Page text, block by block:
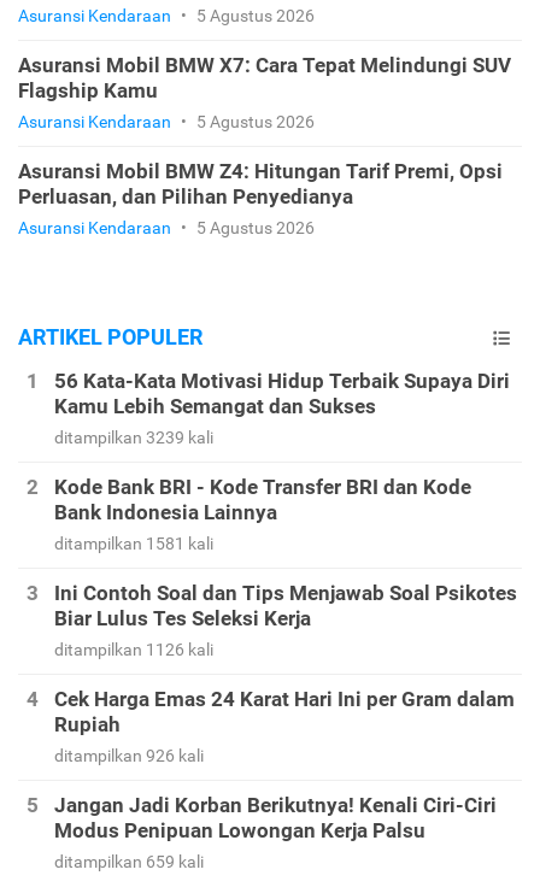
Asuransi Kendaraan • 5 Agustus 2026
Asuransi Mobil BMW X7: Cara Tepat Melindungi SUV
Flagship Kamu
Asuransi Kendaraan • 5 Agustus 2026
Asuransi Mobil BMW Z4: Hitungan Tarif Premi, Opsi
Perluasan, dan Pilihan Penyedianya
Asuransi Kendaraan • 5 Agustus 2026
ARTIKEL POPULER
56 Kata-Kata Motivasi Hidup Terbaik Supaya Diri
Kamu Lebih Semangat dan Sukses
ditampilkan 3239 kali
Kode Bank BRI - Kode Transfer BRI dan Kode
Bank Indonesia Lainnya
ditampilkan 1581 kali
Ini Contoh Soal dan Tips Menjawab Soal Psikotes
Biar Lulus Tes Seleksi Kerja
ditampilkan 1126 kali
Cek Harga Emas 24 Karat Hari Ini per Gram dalam
Rupiah
ditampilkan 926 kali
Jangan Jadi Korban Berikutnya! Kenali Ciri-Ciri
Modus Penipuan Lowongan Kerja Palsu
ditampilkan 659 kali